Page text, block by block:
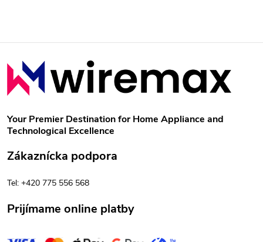
Z
á
p
ä
t
e
Your Premier Destination for Home Appliance and
Technological Excellence
Zákaznícka podpora
Tel: +420 775 556 568
Prijímame online platby